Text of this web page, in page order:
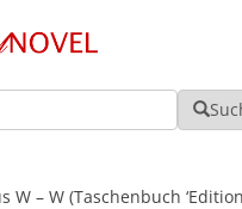
W – W (Taschenbuch